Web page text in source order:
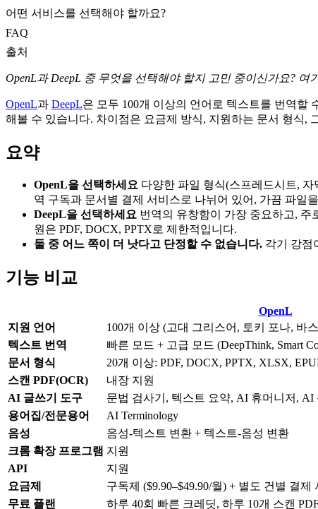
어떤 서비스를 선택해야 할까요?
FAQ
출처
OpenL과 DeepL 중 무엇을 선택해야 할지 고민 중이신가요?
OpenL과 DeepL은 모두 100개 이상의 언어로 텍스트를 번역할
해볼 수 있습니다. 차이점은 요금제 방식, 지원하는 문서 형식,
요약
OpenL을 선택하세요 다양한 파일 형식(스프레드시트,
역 구독과 문서별 결제 서비스로 나뉘어 있어, 가끔 파일
DeepL을 선택하세요 번역의 유창함이 가장 중요하고, 주
원은 PDF, DOCX, PPTX로 제한적입니다.
둘 중 어느 쪽이 더 낫다고 단정할 수 없습니다. 각기 강점
기능 비교
OpenL
지원 언어
100개 이상 (고대 그리스어, 토키 포나, 바
텍스트 번역
빠른 모드 + 고급 모드 (DeepThink, Smart
문서 형식
20개 이상: PDF, DOCX, PPTX, XLSX,
스캔 PDF(OCR)
내장 지원
AI 글쓰기 도구
문법 검사기, 텍스트 요약, AI 휴머니저, AI
용어집/전문용어
AI Terminology
음성
음성-텍스트 변환 + 텍스트-음성 변환
크롬 확장 프로그램 지원
API
지원
요금제
구독제 ($9.90–$49.90/월) + 별도 건별 결제
무료 플랜
하루 40회 빠른 크레딧, 하루 10개 스캔